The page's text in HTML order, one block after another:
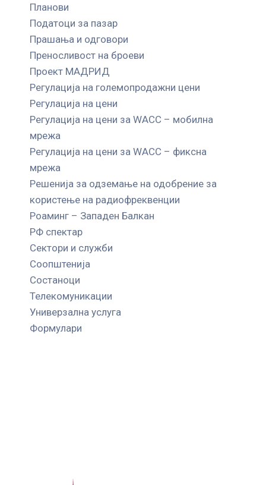
Планови
Податоци за пазар
Прашања и одговори
Преносливост на броеви
Проект МАДРИД
Регулација на големопродажни цени
Регулација на цени
Регулација на цени за WACC – мобилна
мрежа
Регулација на цени за WACC – фиксна
мрежа
Решенија за одземање на одобрение за
користење на радиофреквенции
Роаминг – Западен Балкан
РФ спектар
Сектори и служби
Соопштенија
Состаноци
Телекомуникации
Универзална услуга
Формулари